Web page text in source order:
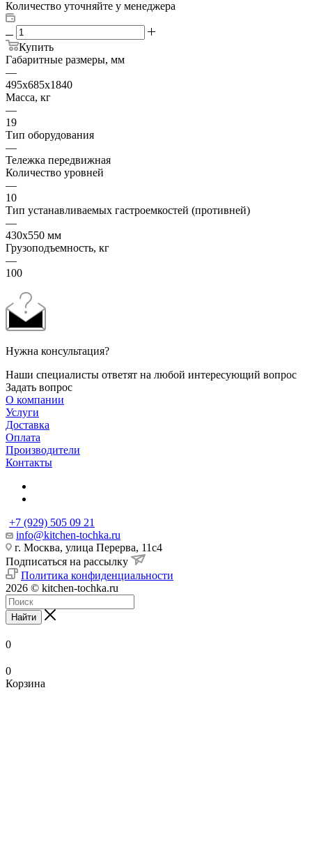
Количество уточняйте у менеджера
Купить
Габаритные размеры, мм
—
495х685х1840
Масса, кг
—
19
Тип оборудования
—
Тележка передвижная
Количество уровней
—
10
Тип устанавливаемых гастроемкостей (противней)
—
430х550 мм
Грузоподъемность, кг
—
100
Нужна консультация?
Наши специалисты ответят на любой интересующий вопрос
Задать вопрос
О компании
Услуги
Доставка
Оплата
Производители
Контакты
+7 (929) 505 09 21
info@kitchen-tochka.ru
г. Москва, улица Перерва, 11с4
Подписаться на рассылку
Политика конфиденциальности
2026 © kitchen-tochka.ru
Найти
0
0
Корзина